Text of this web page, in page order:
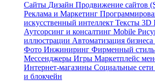
Сайты Дизайн Продвижение сайтов
Реклама и Маркетинг
искусственный интеллект Тексты 3D
Аутсорсинг и консалтинг Mobile
иллюстрации Автоматизация бизнеса
Фото Инжиниринг Фирменный стиль
Мессенджеры Игры Маркетплейс
Интернет-магазины Социальные сети
и блокчейн